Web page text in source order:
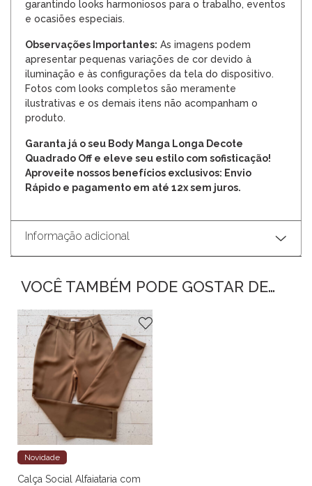
garantindo looks harmoniosos para o trabalho, eventos
e ocasiões especiais.
Observações Importantes: As imagens podem
apresentar pequenas variações de cor devido à
iluminação e às configurações da tela do dispositivo.
Fotos com looks completos são meramente
ilustrativas e os demais itens não acompanham o
produto.
Garanta já o seu Body Manga Longa Decote
Quadrado Off e eleve seu estilo com sofisticação!
Aproveite nossos benefícios exclusivos: Envio
Rápido e pagamento em até 12x sem juros.
Informação adicional
VOCÊ TAMBÉM PODE GOSTAR DE…
Novidade
Calça Social Alfaiataria com